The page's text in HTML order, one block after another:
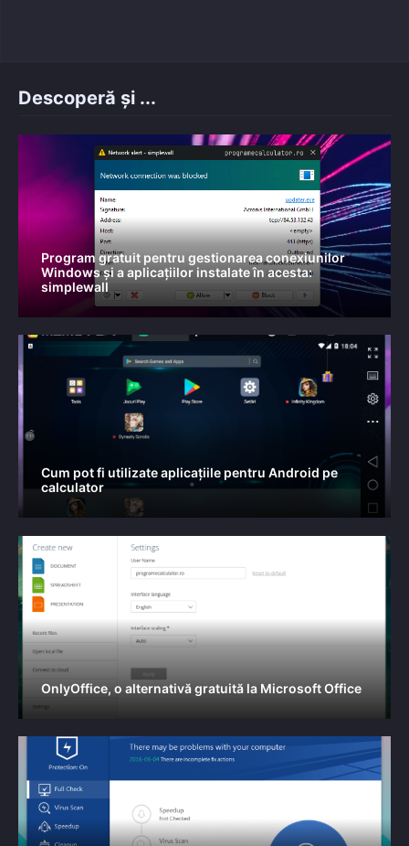
Descoperă și ...
Program gratuit pentru gestionarea conexiunilor
Windows și a aplicațiilor instalate în acesta:
simplewall
Cum pot fi utilizate aplicațiile pentru Android pe
calculator
OnlyOffice, o alternativă gratuită la Microsoft Office